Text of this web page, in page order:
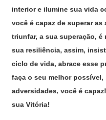
interior e ilumine sua vida
você é capaz de superar
triunfar, a sua superação,
sua resiliência, assim,
ciclo de vida, abrace esse
faça o seu melhor possível,
adversidades, você é
sua Vitória!